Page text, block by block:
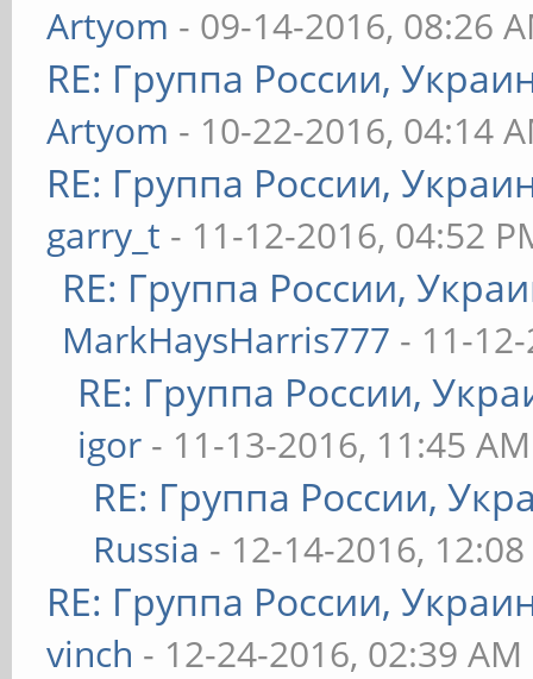
Artyom - 09-14-2016, 08:26
RE: Группа России,
Artyom - 10-22-2016, 04:14
RE: Группа России,
garry_t - 11-12-2016, 04:52
RE: Группа России,
MarkHaysHarris777 - 11-
RE: Группа России,
igor - 11-13-2016, 11:45 AM
RE: Группа России,
Russia - 12-14-2016,
RE: Группа России,
vinch - 12-24-2016, 02:39 AM